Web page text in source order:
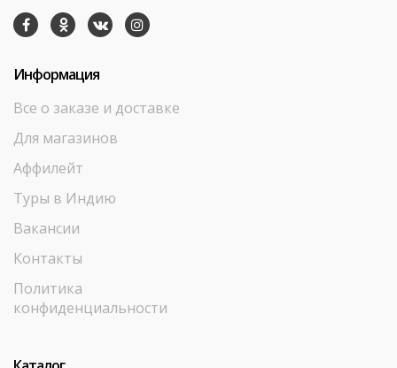
Информация
Все о заказе и доставке
Для магазинов
Аффилейт
Туры в Индию
Вакансии
Контакты
Политика
конфиденциальности